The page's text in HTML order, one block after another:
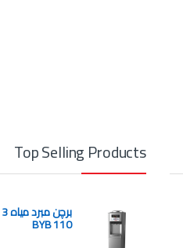
Top Selling Products
BYB 110